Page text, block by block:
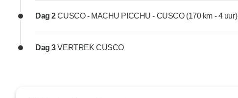
Dag 2CUSCO - MACHU PICCHU - CUSCO (170 km - 4 uur)
Dag 3VERTREK CUSCO